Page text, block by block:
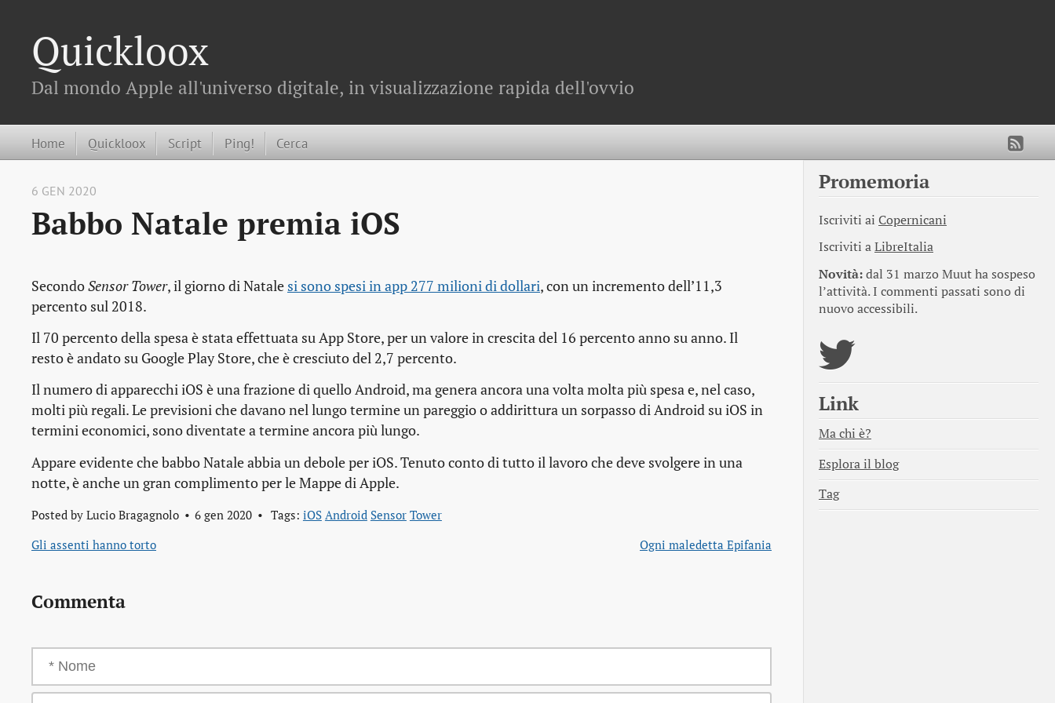
Quickloox
Dal mondo Apple all'universo digitale, in visualizzazione rapida dell'ovvio
Home Quickloox Script Ping! Cerca
6 GEN 2020
Babbo Natale premia iOS
SecondoSensor Tower, il giorno di Natale si sono spesi in app 277 milioni di dollari, con un incremento dell’11,3
percento sul 2018.
Il 70 percento della spesa è stata effettuata su App Store, per un valore in crescita del 16 percento anno su anno. Il
resto è andato su Google Play Store, che è cresciuto del 2,7 percento.
Il numero di apparecchi iOS è una frazione di quello Android, ma genera ancora una volta molta più spesa e, nel caso,
molti più regali. Le previsioni che davano nel lungo termine un pareggio o addirittura un sorpasso di Android su iOS in
termini economici, sono diventate a termine ancora più lungo.
Appare evidente che babbo Natale abbia un debole per iOS. Tenuto conto di tutto il lavoro che deve svolgere in una
notte, è anche un gran complimento per le Mappe di Apple.
Posted by Lucio Bragagnolo 6 gen 2020 Tags: iOS Android Sensor Tower
Gli assenti hanno torto
Ogni maledetta Epifania
Commenta
Promemoria
Iscriviti ai Copernicani
Iscriviti aLibreItalia
Novità:dal 31 marzo Muut ha sospeso
l’attività. I commenti passati sono di
nuovo accessibili.
Link
Ma chi è?
Esplora il blog
Tag